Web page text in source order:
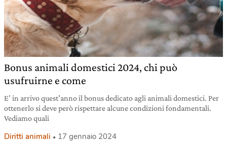
Bonus animali domestici 2024, chi può
usufruirne e come
E’ in arrivo quest’anno il bonus dedicato agli animali domestici. Per
ottenerlo si deve però rispettare alcune condizioni fondamentali.
Vediamo quali
Diritti animali 17 gennaio 2024